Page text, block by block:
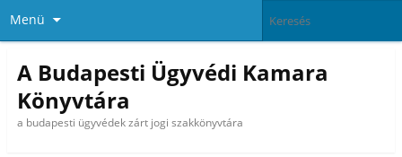
Menü
A Budapesti Ügyvédi Kamara
Könyvtára
a budapesti ügyvédek zárt jogi szakkönyvtára